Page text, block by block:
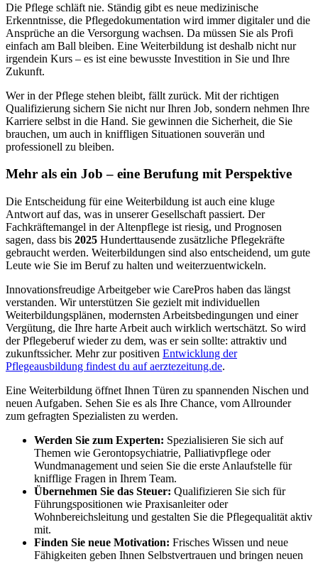
Die Pflege schläft nie. Ständig gibt es neue medizinische
Erkenntnisse, die Pflegedokumentation wird immer digitaler und die
Ansprüche an die Versorgung wachsen. Da müssen Sie als Profi
einfach am Ball bleiben. Eine Weiterbildung ist deshalb nicht nur
irgendein Kurs – es ist eine bewusste Investition in Sie und Ihre
Zukunft.
Wer in der Pflege stehen bleibt, fällt zurück. Mit der richtigen
Qualifizierung sichern Sie nicht nur Ihren Job, sondern nehmen Ihre
Karriere selbst in die Hand. Sie gewinnen die Sicherheit, die Sie
brauchen, um auch in kniffligen Situationen souverän und
professionell zu bleiben.
Mehr als ein Job – eine Berufung mit Perspektive
Die Entscheidung für eine Weiterbildung ist auch eine kluge
Antwort auf das, was in unserer Gesellschaft passiert. Der
Fachkräftemangel in der Altenpflege ist riesig, und Prognosen
sagen, dass bis 2025 Hunderttausende zusätzliche Pflegekräfte
gebraucht werden. Weiterbildungen sind also entscheidend, um gute
Leute wie Sie im Beruf zu halten und weiterzuentwickeln.
Innovationsfreudige Arbeitgeber wie CarePros haben das längst
verstanden. Wir unterstützen Sie gezielt mit individuellen
Weiterbildungsplänen, modernsten Arbeitsbedingungen und einer
Vergütung, die Ihre harte Arbeit auch wirklich wertschätzt. So wird
der Pflegeberuf wieder zu dem, was er sein sollte: attraktiv und
zukunftssicher. Mehr zur positiven Entwicklung der
Pflegeausbildung findest du auf aerztezeitung.de.
Eine Weiterbildung öffnet Ihnen Türen zu spannenden Nischen und
neuen Aufgaben. Sehen Sie es als Ihre Chance, vom Allrounder
zum gefragten Spezialisten zu werden.
Werden Sie zum Experten: Spezialisieren Sie sich auf
Themen wie Gerontopsychiatrie, Palliativpflege oder
Wundmanagement und seien Sie die erste Anlaufstelle für
knifflige Fragen in Ihrem Team.
Übernehmen Sie das Steuer: Qualifizieren Sie sich für
Führungspositionen wie Praxisanleiter oder
Wohnbereichsleitung und gestalten Sie die Pflegequalität aktiv
mit.
Finden Sie neue Motivation: Frisches Wissen und neue
Fähigkeiten geben Ihnen Selbstvertrauen und bringen neuen